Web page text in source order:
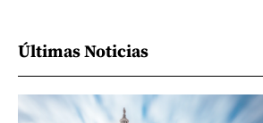
Últimas Noticias